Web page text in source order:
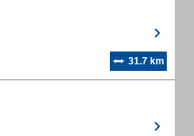
31.7 km